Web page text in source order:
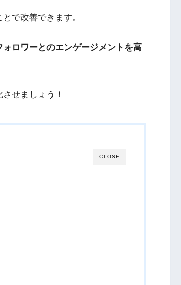
で改善できます。
ロワーとのエンゲージメントを高
せましょう！
CLOSE